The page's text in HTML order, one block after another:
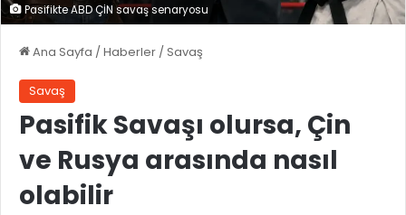
Pasifikte ABD ÇİN savaş senaryosu
Ana Sayfa / Haberler / Savaş
Savaş
Pasifik Savaşı olursa, Çin
ve Rusya arasında nasıl
olabilir